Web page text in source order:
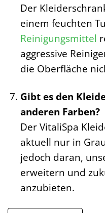
Der
einem feuchten
Reinigungsmittel
aggressive
die Oberfläche
Gibt es den
anderen Farben?
Der VitaliSpa
aktuell nur in
jedoch daran,
erweitern und
anzubieten.